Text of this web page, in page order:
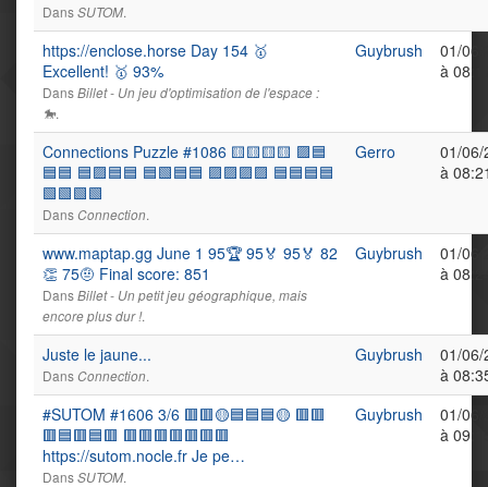
DansSUTOM.
https://enclose.horse Day 154 🥇
Excellent! 🥇 93%
DansBillet - Un jeu d'optimisation de l'espace :
🐎.
Guybrush
01/06/
à
Connections Puzzle #1086 🟨🟨🟨🟨 🟪🟦
🟦🟦 🟦🟪🟦🟦 🟦🟩🟦🟦 🟪🟪🟪🟪 🟦🟦🟦🟦
🟩🟩🟩🟩
DansConnection.
Gerro
01/06/
à
www.maptap.gg June 1 95🏆 95🏅 95🏅 82
👏 75🤨 Final score: 851
DansBillet - Un petit jeu géographique, mais
encore plus dur !.
Guybrush
01/06/
à
Juste le jaune...
DansConnection.
Guybrush
01/06/
à
#SUTOM #1606 3/6 🟥🟥🟡🟦🟦🟦🟡 🟥🟥
🟥🟦🟥🟦🟥 🟥🟥🟥🟥🟥🟥🟥
https://sutom.nocle.fr Je pe…
DansSUTOM.
Guybrush
01/06/
à